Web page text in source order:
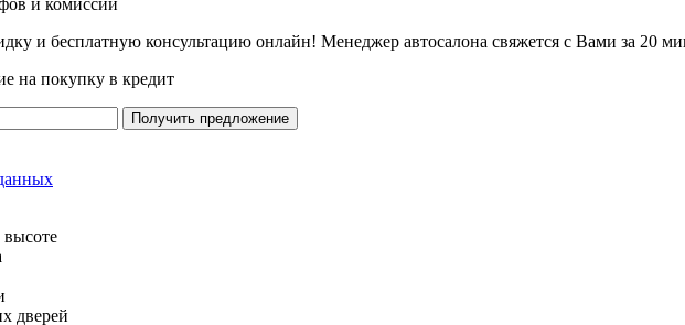
и комиссий
и бесплатную консультацию онлайн! Менеджер автосалона свяжется с Вами за 20
на покупку в кредит
Получить предложение
высоте
дверей